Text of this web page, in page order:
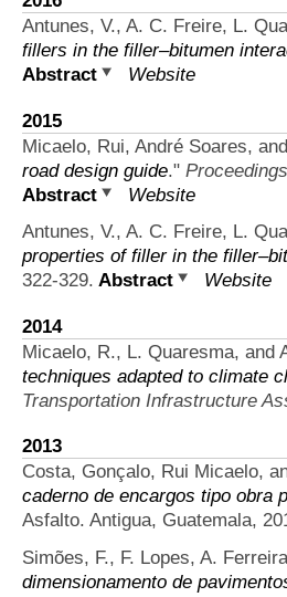
Antunes, V., A. C. Freire, L.
fillers in the filler–bitumen
Abstract
Website
2015
Micaelo, Rui, André Soares,
road design guide."
Abstract
Website
Antunes, V., A. C. Freire, L.
properties of filler in the
322-329. Abstract Website
2014
Micaelo, R., L. Quaresma, and
techniques adapted to climate
Transportation Infrastructure
2013
Costa, Gonçalo, Rui Micaelo,
caderno de encargos tipo obra
Asfalto. Antigua, Guatemala,
Simões, F., F. Lopes, A.
dimensionamento de